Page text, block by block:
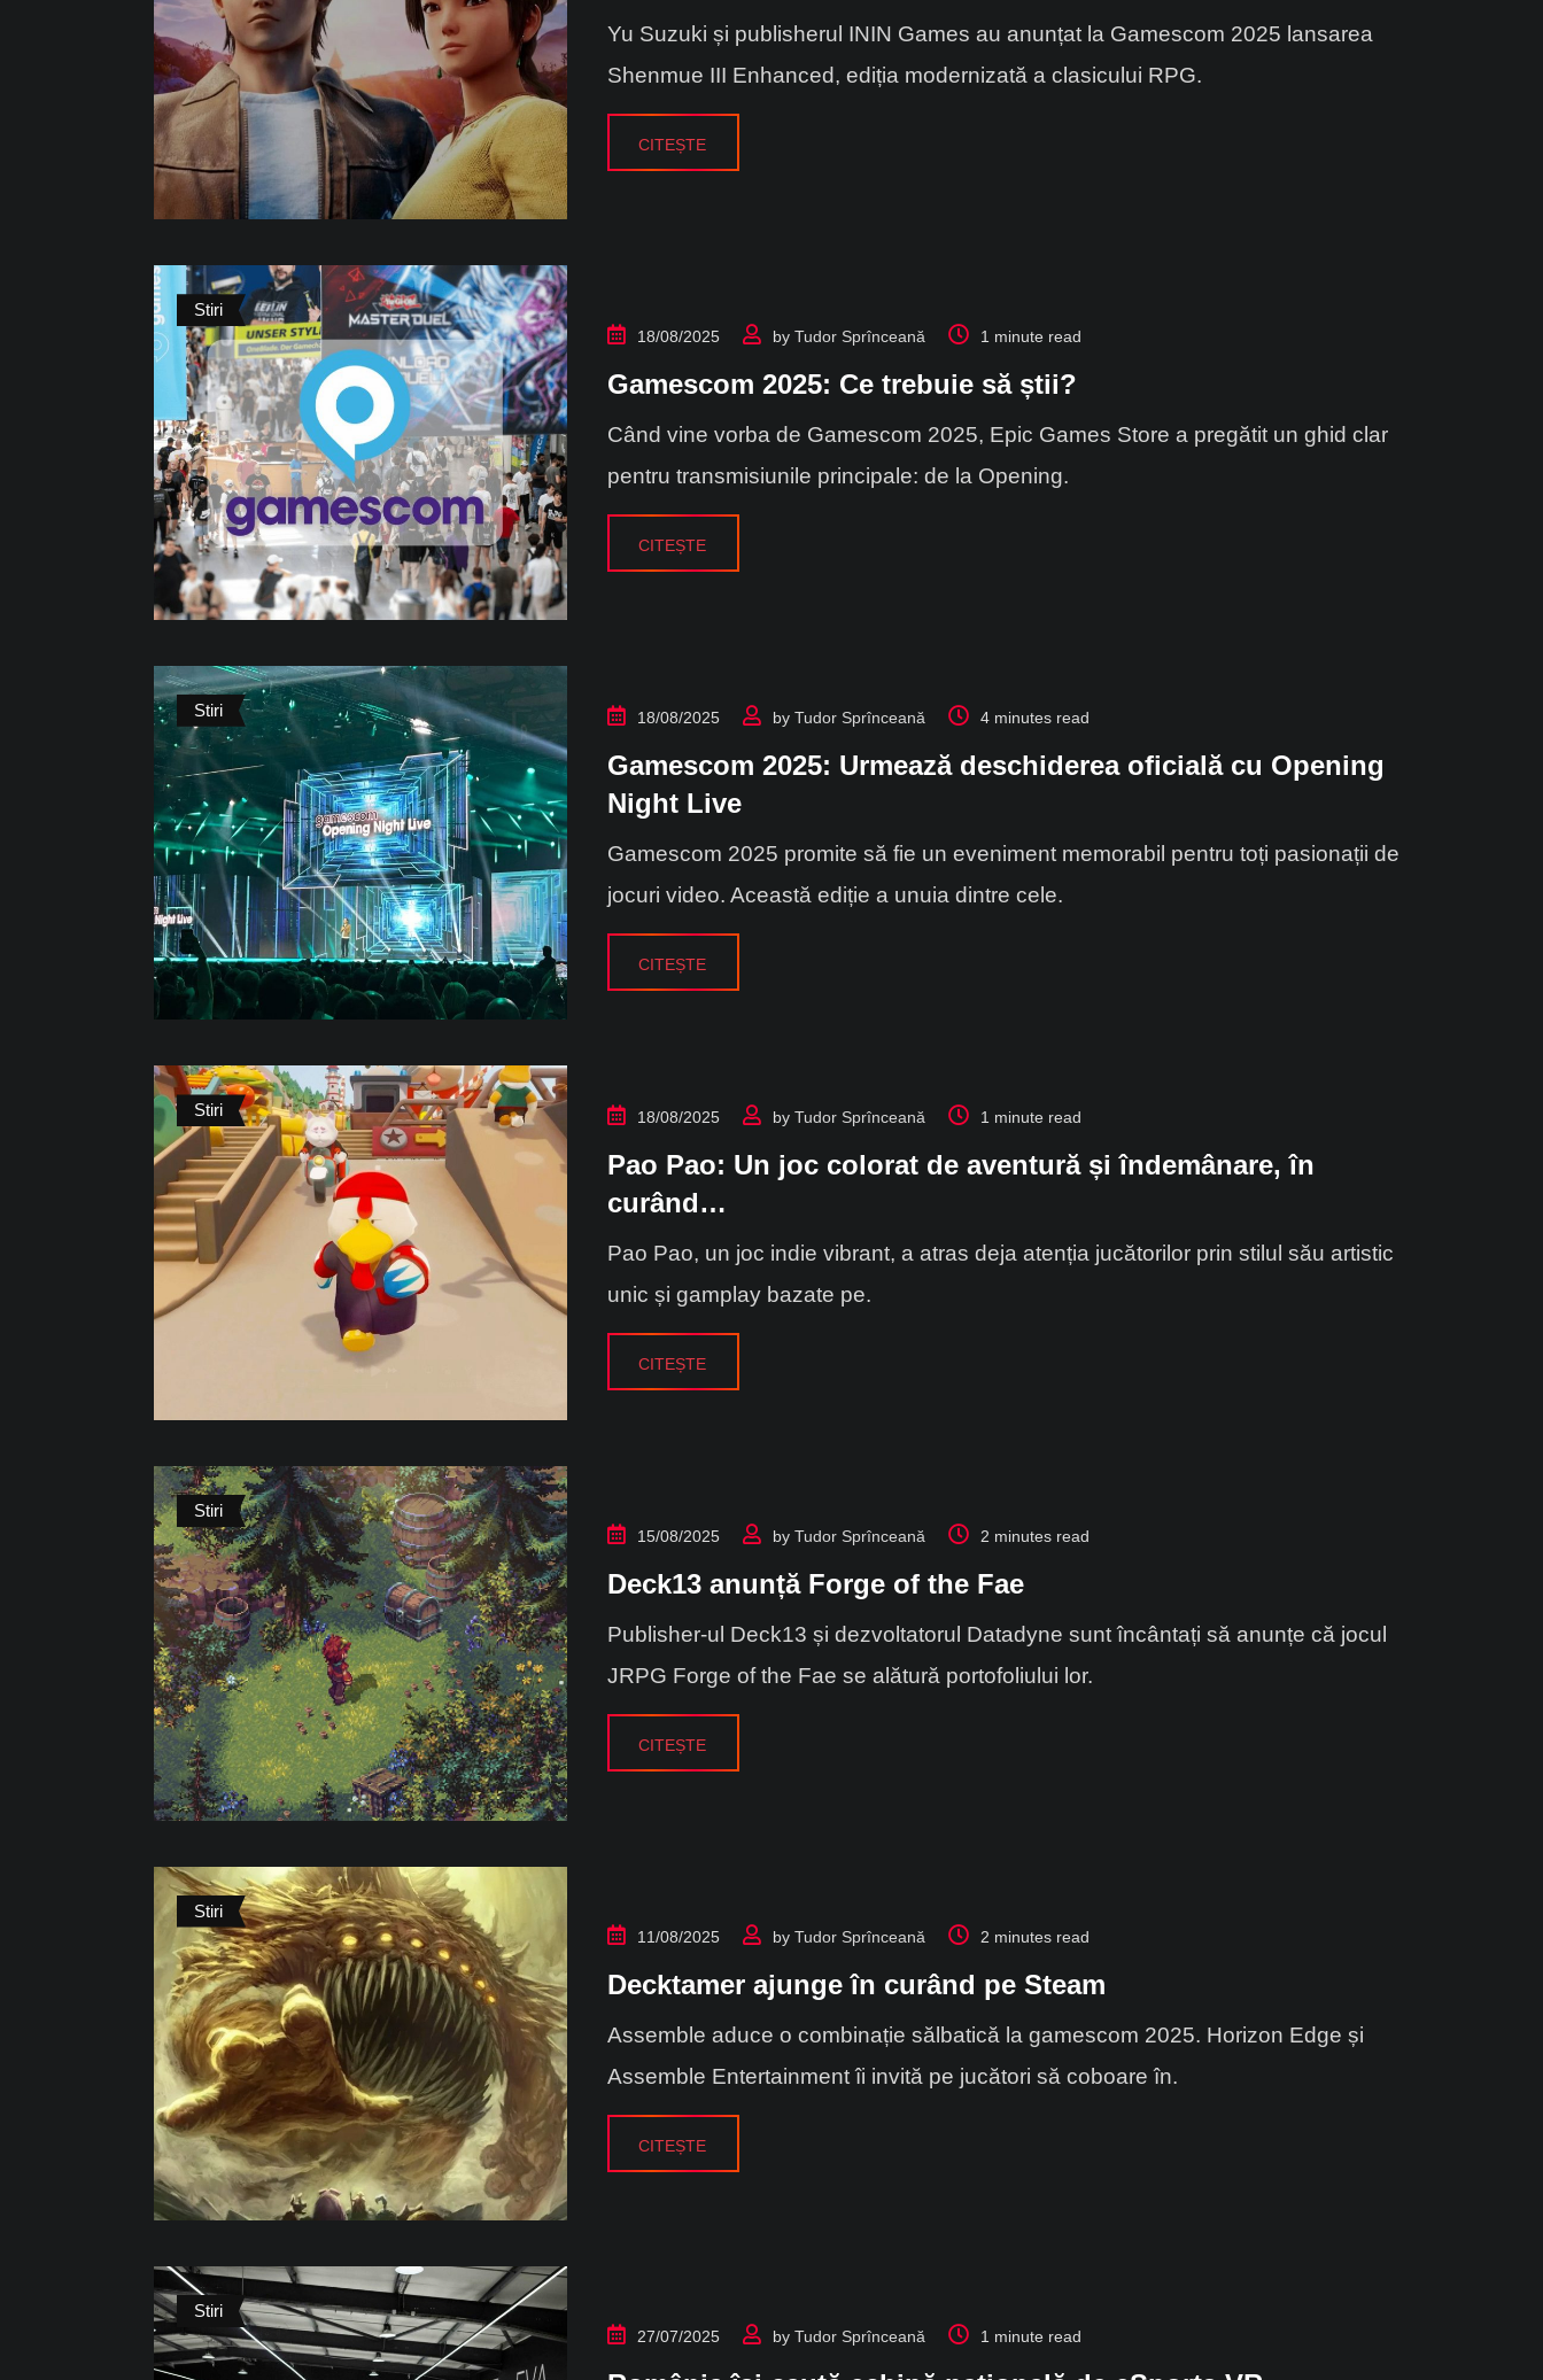
Yu Suzuki și publisherul ININ Games au anunțat la Gamescom 2025 lansarea
Shenmue III Enhanced, ediția modernizată a clasicului RPG.
CITEȘTE
Stiri
18/08/2025 by Tudor Sprînceană 1 minute read
Gamescom 2025: Ce trebuie să știi?
Când vine vorba de Gamescom 2025, Epic Games Store a pregătit un ghid clar
pentru transmisiunile principale: de la Opening.
CITEȘTE
Stiri 18/08/2025 by Tudor Sprînceană 4 minutes read
Gamescom 2025: Urmează deschiderea oficială cu Opening
Night Live
Gamescom 2025 promite să fie un eveniment memorabil pentru toți pasionații de
jocuri video. Această ediție a unuia dintre cele.
CITEȘTE
Stiri 18/08/2025 by Tudor Sprînceană 1 minute read
Pao Pao: Un joc colorat de aventură și îndemânare, în
curând…
Pao Pao, un joc indie vibrant, a atras deja atenția jucătorilor prin stilul său artistic
unic și gamplay bazate pe.
CITEȘTE
Stiri
15/08/2025 by Tudor Sprînceană 2 minutes read
Deck13 anunță Forge of the Fae
Publisher-ul Deck13 și dezvoltatorul Datadyne sunt încântați să anunțe că jocul
JRPG Forge of the Fae se alătură portofoliului lor.
CITEȘTE
Stiri
11/08/2025 by Tudor Sprînceană 2 minutes read
Decktamer ajunge în curând pe Steam
Assemble aduce o combinație sălbatică la gamescom 2025. Horizon Edge și
Assemble Entertainment îi invită pe jucători să coboare în.
CITEȘTE
Stiri
27/07/2025 by Tudor Sprînceană 1 minute read